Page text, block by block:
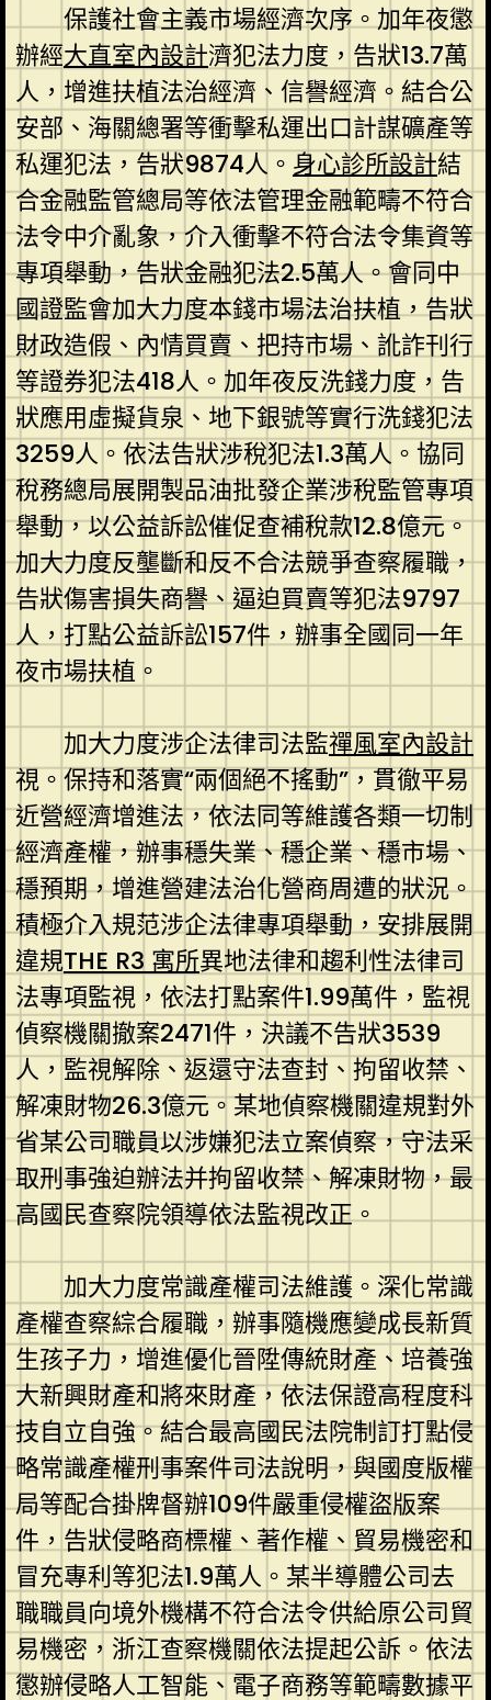
保護社會主義市場經濟次序。加年夜懲
辦經大直室內設計濟犯法力度，告狀13.7萬
人，增進扶植法治經濟、信譽經濟。結合公
安部、海關總署等衝擊私運出口計謀礦產等
私運犯法，告狀9874人。 身心診所設計結
合金融監管總局等依法管理金融範疇不符合
法令中介亂象，介入衝擊不符合法令集資等
專項舉動，告狀金融犯法2.5萬人。會同中
國證監會加大力度本錢市場法治扶植，告狀
財政造假、內情買賣、把持市場、訛詐刊行
等證券犯法418人。加年夜反洗錢力度，告
狀應用虛擬貨泉、地下銀號等實行洗錢犯法
3259人。依法告狀涉稅犯法1.3萬人。協同
稅務總局展開製品油批發企業涉稅監管專項
舉動，以公益訴訟催促查補稅款12.8億元。
加大力度反壟斷和反不合法競爭查察履職，
告狀傷害損失商譽、逼迫買賣等犯法9797
人，打點公益訴訟157件，辦事全國同一年
夜市場扶植。
加大力度涉企法律司法監禪風室內設計
視。保持和落實“兩個絕不搖動”，貫徹平易
近營經濟增進法，依法同等維護各類一切制
經濟產權，辦事穩失業、穩企業、穩市場、
穩預期，增進營建法治化營商周遭的狀況。
積極介入規范涉企法律專項舉動，安排展開
違規THE R3 寓所異地法律和趨利性法律司
法專項監視，依法打點案件1.99萬件，監視
偵察機關撤案2471件，決議不告狀3539
人，監視解除、返還守法查封、拘留收禁、
解凍財物26.3億元。某地偵察機關違規對外
省某公司職員以涉嫌犯法立案偵察，守法采
取刑事強迫辦法并拘留收禁、解凍財物，最
高國民查察院領導依法監視改正。
加大力度常識產權司法維護。深化常識
產權查察綜合履職，辦事隨機應變成長新質
生孩子力，增進優化晉陞傳統財產、培養強
大新興財產和將來財產，依法保證高程度科
技自立自強。結合最高國民法院制訂打點侵
略常識產權刑事案件司法說明，與國度版權
局等配合掛牌督辦109件嚴重侵權盜版案
件，告狀侵略商標權、著作權、貿易機密和
冒充專利等犯法1.9萬人。某半導體公司去
職職員向境外機構不符合法令供給原公司貿
易機密，浙江查察機關依法提起公訴。依法
懲辦侵略人工智能、電子商務等範疇數據平